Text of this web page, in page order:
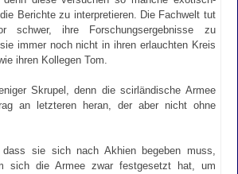
Berichte zu interpretieren. Die Fachwelt tut
ihre Forschungsergebnisse zu
immer noch nicht in ihren erlauchten Kreis
ihren Kollegen Tom.
Skrupel, denn die scirländische Armee
an letzteren heran, der aber nicht ohne
sie sich nach Akhien begeben muss,
sich die Armee zwar festgesetzt hat, um